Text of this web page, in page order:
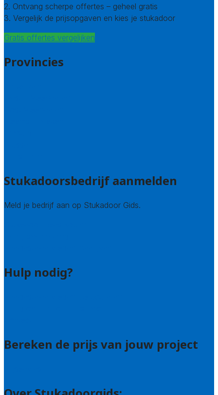
2. Ontvang scherpe offertes – geheel gratis
3. Vergelijk de prijsopgaven en kies je stukadoor
Gratis offertes vergelijken
Provincies
Stukadoorsbedrijf aanmelden
Meld je bedrijf aan op Stukadoor Gids.
Hulp nodig?
Bereken de prijs van jouw project